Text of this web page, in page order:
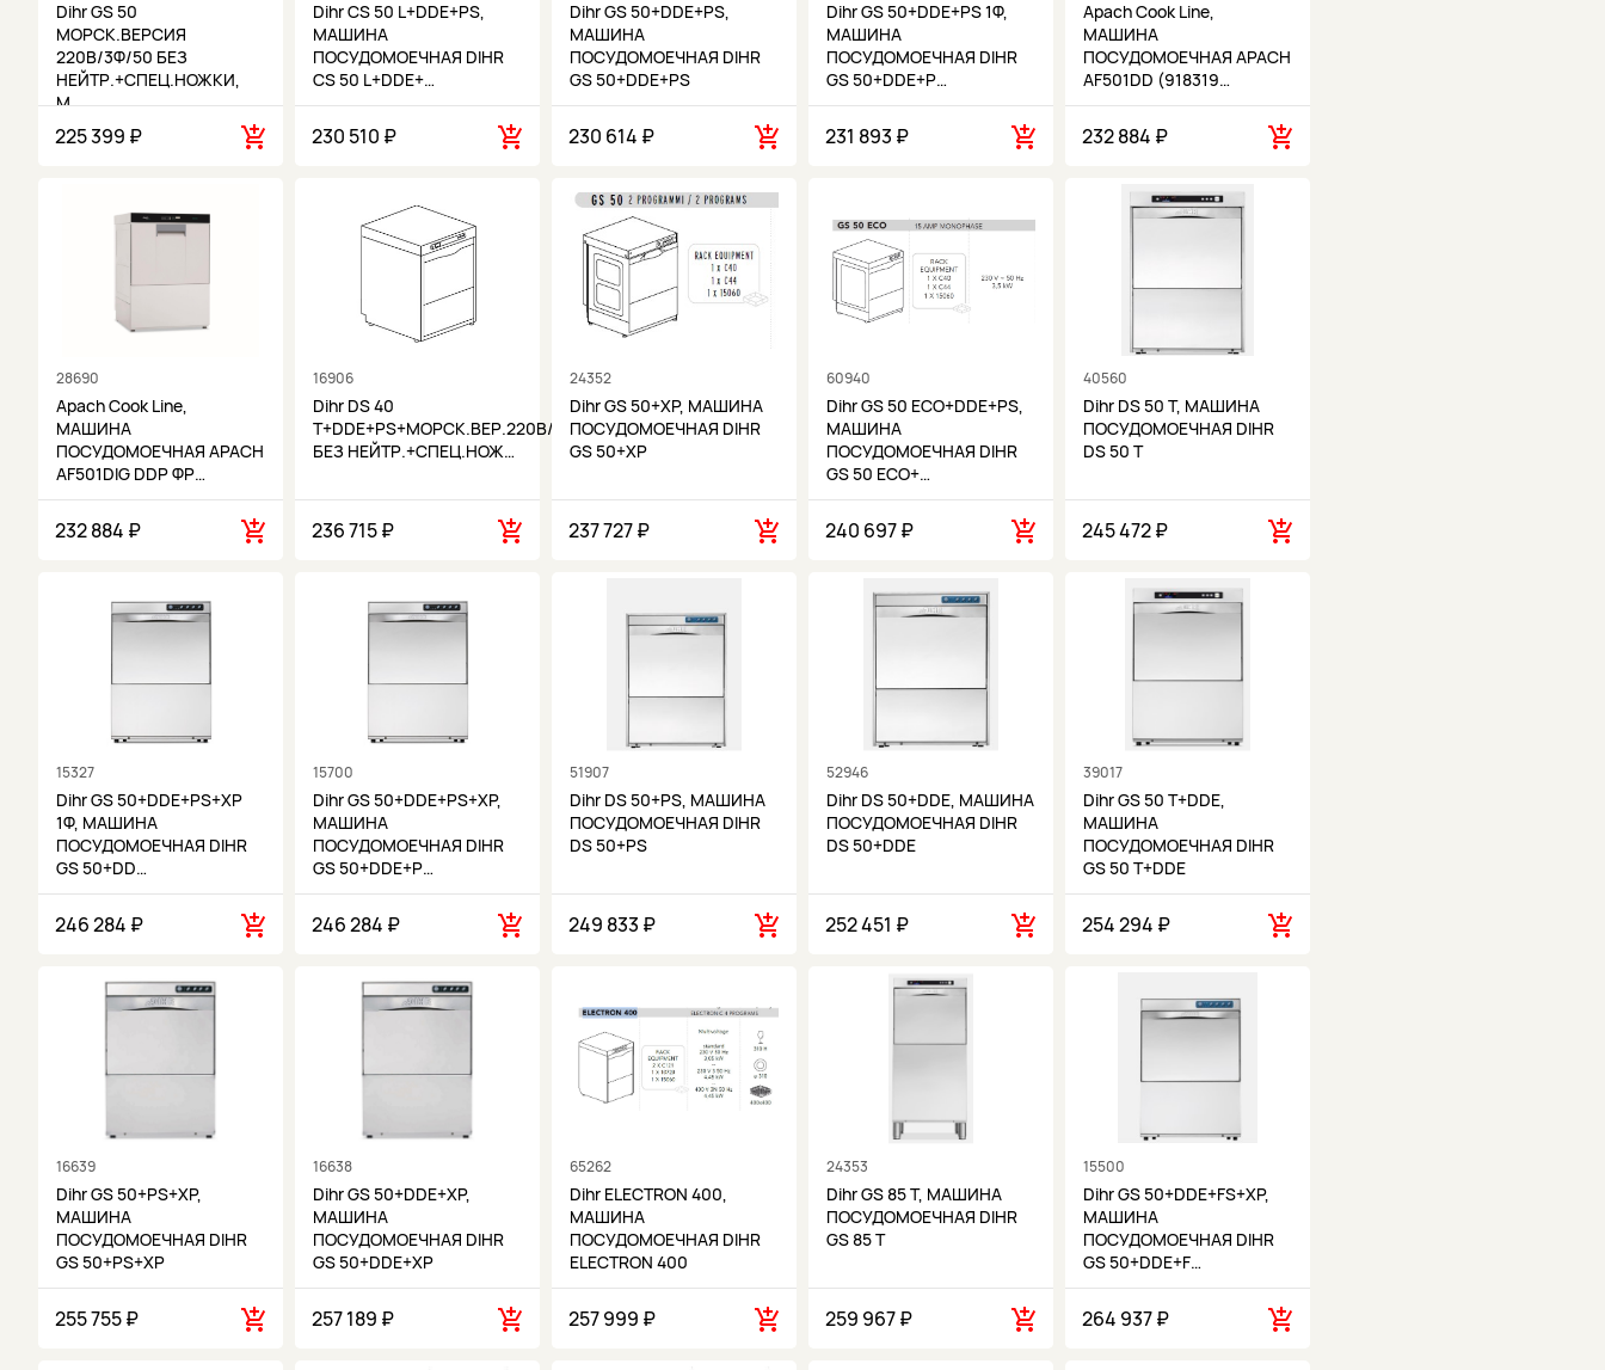
Dihr GS 50
МОРСК.ВЕРСИЯ
220В/3Ф/50 БЕЗ
НЕЙТР.+СПЕЦ.НОЖКИ,
М…
225 399 ₽
Dihr CS 50 L+DDE+PS,
МАШИНА
ПОСУДОМОЕЧНАЯ DIHR
CS 50 L+DDE+…
230 510 ₽
Dihr GS 50+DDE+PS,
МАШИНА
ПОСУДОМОЕЧНАЯ DIHR
GS 50+DDE+PS
230 614 ₽
Dihr GS 50+DDE+PS 1Ф,
МАШИНА
ПОСУДОМОЕЧНАЯ DIHR
GS 50+DDE+P…
231 893 ₽
Apach Cook Line,
МАШИНА
ПОСУДОМОЕЧНАЯ APACH
AF501DD (918319…
232 884 ₽
28690
Apach Cook Line,
МАШИНА
ПОСУДОМОЕЧНАЯ APACH
AF501DIG DDP ФР…
232 884 ₽
16906
Dihr DS 40
T+DDE+PS+МОРСК.ВЕР.220В/50ГЦ
БЕЗ НЕЙТР.+СПЕЦ.НОЖ…
236 715 ₽
24352
Dihr GS 50+XP, МАШИНА
ПОСУДОМОЕЧНАЯ DIHR
GS 50+XP
237 727 ₽
60940
Dihr GS 50 ECO+DDE+PS,
МАШИНА
ПОСУДОМОЕЧНАЯ DIHR
GS 50 ECO+…
240 697 ₽
40560
Dihr DS 50 T, МАШИНА
ПОСУДОМОЕЧНАЯ DIHR
DS 50 T
245 472 ₽
15327
Dihr GS 50+DDE+PS+XP
1Ф, МАШИНА
ПОСУДОМОЕЧНАЯ DIHR
GS 50+DD…
246 284 ₽
15700
Dihr GS 50+DDE+PS+XP,
МАШИНА
ПОСУДОМОЕЧНАЯ DIHR
GS 50+DDE+P…
246 284 ₽
51907
Dihr DS 50+PS, МАШИНА
ПОСУДОМОЕЧНАЯ DIHR
DS 50+PS
249 833 ₽
52946
Dihr DS 50+DDE, МАШИНА
ПОСУДОМОЕЧНАЯ DIHR
DS 50+DDE
252 451 ₽
39017
Dihr GS 50 T+DDE,
МАШИНА
ПОСУДОМОЕЧНАЯ DIHR
GS 50 T+DDE
254 294 ₽
16639
Dihr GS 50+PS+XP,
МАШИНА
ПОСУДОМОЕЧНАЯ DIHR
GS 50+PS+XP
255 755 ₽
16638
Dihr GS 50+DDE+XP,
МАШИНА
ПОСУДОМОЕЧНАЯ DIHR
GS 50+DDE+XP
257 189 ₽
65262
Dihr ELECTRON 400,
МАШИНА
ПОСУДОМОЕЧНАЯ DIHR
ELECTRON 400
257 999 ₽
24353
Dihr GS 85 T, МАШИНА
ПОСУДОМОЕЧНАЯ DIHR
GS 85 T
259 967 ₽
15500
Dihr GS 50+DDE+FS+XP,
МАШИНА
ПОСУДОМОЕЧНАЯ DIHR
GS 50+DDE+F…
264 937 ₽